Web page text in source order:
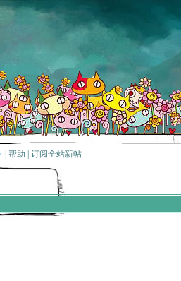
帮助 订阅全站新帖